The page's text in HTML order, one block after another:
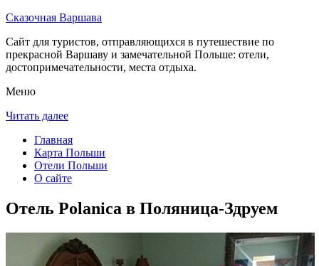
Сказочная Варшава
Сайт для туристов, отправляющихся в путешествие по
прекрасной Варшаву и замечательной Польше: отели,
достопримечательности, места отдыха.
Меню
Читать далее
Главная
Карта Польши
Отели Польши
О сайте
Отель Polanica в Поляница-Здруем